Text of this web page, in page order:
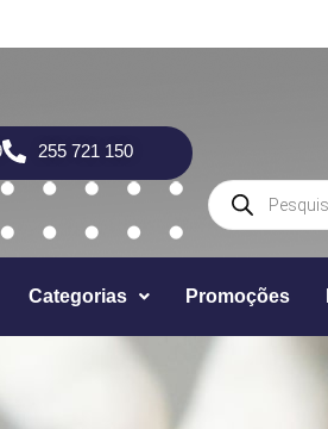
255 721 150
Categorias Promoções